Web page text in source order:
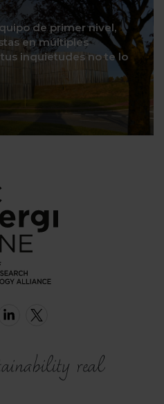
de primer nivel,
en múltiples
inquietudes no te lo